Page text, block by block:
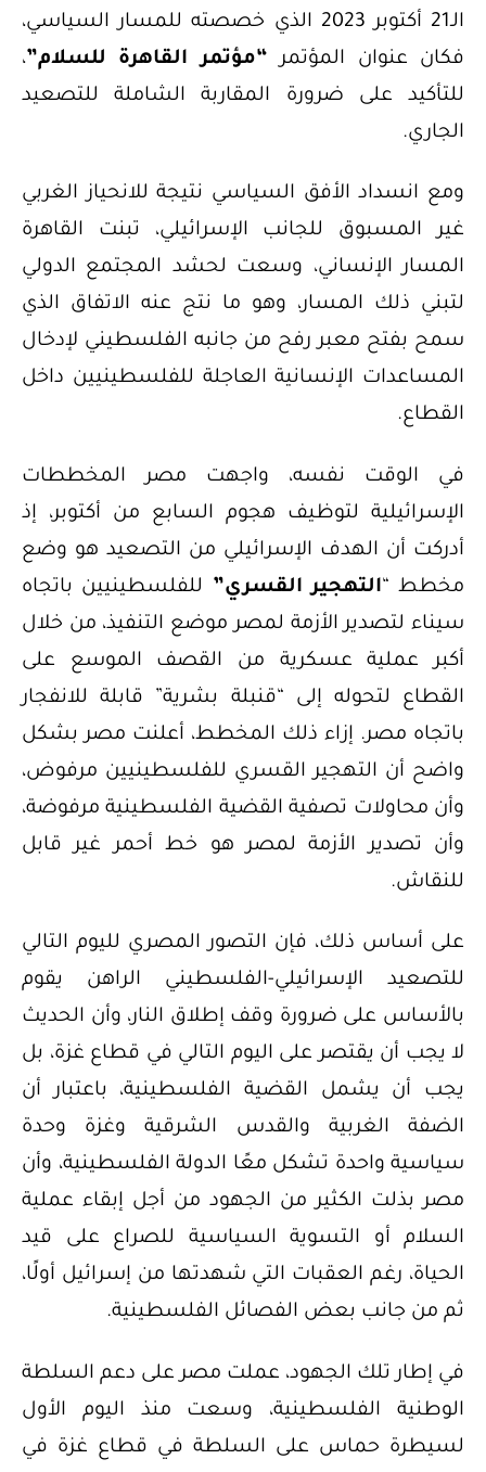
الـ21 أكتوبر 2023 الذي خصصته للمسار السياسي،
فكان عنوان المؤتمر
“مؤتمر القاهرة للسلام”،
للتأكيد على ضرورة المقاربة الشاملة للتصعيد
الجاري.
ومع انسداد الأفق السياسي نتيجة للانحياز الغربي
غير المسبوق للجانب الإسرائيلي، تبنت القاهرة
المسار الإنساني، وسعت لحشد المجتمع الدولي
لتبني ذلك المسار، وهو ما نتج عنه الاتفاق الذي
سمح بفتح معبر رفح من جانبه الفلسطيني لإدخال
المساعدات الإنسانية العاجلة للفلسطينيين داخل
القطاع.
في الوقت نفسه، واجهت مصر المخططات
الإسرائيلية لتوظيف هجوم السابع من أكتوبر، إذ
أدركت أن الهدف الإسرائيلي من التصعيد هو وضع
مخطط “ التهجير القسري”للفلسطينيين باتجاه
سيناء لتصدير الأزمة لمصر موضع التنفيذ، من خلال
أكبر عملية عسكرية من القصف الموسع على
القطاع لتحوله إلى “قنبلة بشرية” قابلة للانفجار
باتجاه مصر. إزاء ذلك المخطط، أعلنت مصر بشكل
واضح أن التهجير القسري للفلسطينيين مرفوض،
وأن محاولات تصفية القضية الفلسطينية مرفوضة،
وأن تصدير الأزمة لمصر هو خط أحمر غير قابل
للنقاش.
على أساس ذلك، فإن التصور المصري لليوم التالي
للتصعيد الإسرائيلي-الفلسطيني الراهن يقوم
بالأساس على ضرورة وقف إطلاق النار، وأن الحديث
لا يجب أن يقتصر على اليوم التالي في قطاع غزة، بل
يجب أن يشمل القضية الفلسطينية، باعتبار أن
الضفة الغربية والقدس الشرقية وغزة وحدة
سياسية واحدة تشكل معًا الدولة الفلسطينية، وأن
مصر بذلت الكثير من الجهود من أجل إبقاء عملية
السلام أو التسوية السياسية للصراع على قيد
الحياة، رغم العقبات التي شهدتها من إسرائيل أولًا،
ثم من جانب بعض الفصائل الفلسطينية.
في إطار تلك الجهود، عملت مصر على دعم السلطة
الوطنية الفلسطينية، وسعت منذ اليوم الأول
لسيطرة حماس على السلطة في قطاع غزة في